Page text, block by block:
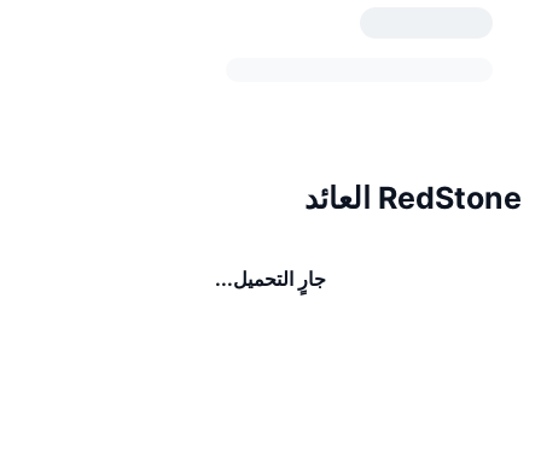
RedStone العائد
جارٍ التحميل...